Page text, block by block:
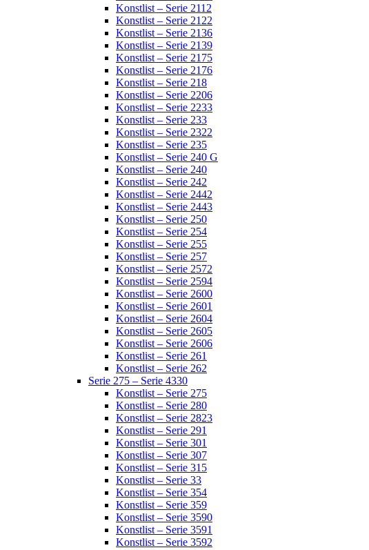
Konstlist – Serie 2112
Konstlist – Serie 2122
Konstlist – Serie 2136
Konstlist – Serie 2139
Konstlist – Serie 2175
Konstlist – Serie 2176
Konstlist – Serie 218
Konstlist – Serie 2206
Konstlist – Serie 2233
Konstlist – Serie 233
Konstlist – Serie 2322
Konstlist – Serie 235
Konstlist – Serie 240 G
Konstlist – Serie 240
Konstlist – Serie 242
Konstlist – Serie 2442
Konstlist – Serie 2443
Konstlist – Serie 250
Konstlist – Serie 254
Konstlist – Serie 255
Konstlist – Serie 257
Konstlist – Serie 2572
Konstlist – Serie 2594
Konstlist – Serie 2600
Konstlist – Serie 2601
Konstlist – Serie 2604
Konstlist – Serie 2605
Konstlist – Serie 2606
Konstlist – Serie 261
Konstlist – Serie 262
Serie 275 – Serie 4330
Konstlist – Serie 275
Konstlist – Serie 280
Konstlist – Serie 2823
Konstlist – Serie 291
Konstlist – Serie 301
Konstlist – Serie 307
Konstlist – Serie 315
Konstlist – Serie 33
Konstlist – Serie 354
Konstlist – Serie 359
Konstlist – Serie 3590
Konstlist – Serie 3591
Konstlist – Serie 3592